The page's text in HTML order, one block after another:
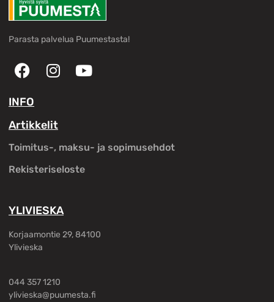
Parasta palvelua Puumestasta!
INFO
Artikkelit
Toimitus-, maksu- ja sopimusehdot
Rekisteriseloste
YLIVIESKA
Korjaamontie 29, 84100
Ylivieska
044 357 1210
ylivieska@puumesta.fi